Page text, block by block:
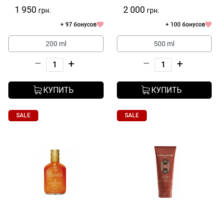
1 950 грн.
+ 97 бонусов
200 ml
– +
КУПИТЬ
2 000 грн.
+ 100 бонусов
500 ml
– +
КУПИТЬ
SALE SALE